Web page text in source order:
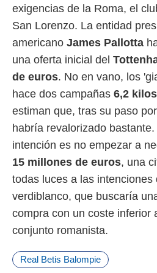
utilizar
crear un
contenido
de la
el
de
de
de
de
con el
exigencias de la Roma, el
San Lorenzo. La entidad
americano James Pallotta
una oferta inicial del
de euros. No en vano, los
hace dos campañas 6,2
estiman que, tras su paso
habría revalorizado
intención es no empezar a
15 millones de euros, una
todas luces a las intenciones
verdiblanco, que buscaría
compra con un coste inferior
conjunto romanista.
Real Betis Balompie